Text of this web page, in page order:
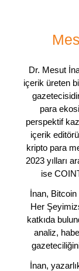
Dr. Mesut
içerik üreten
para
perspektif
içerik
kripto para
2023 yılları
ise
İnan, Bitcoin
Her
katkıda
analiz,
İnan,